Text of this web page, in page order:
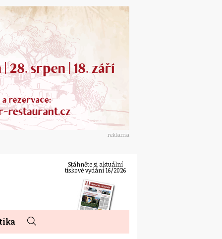
reklama
Stáhněte si aktuální
tiskové vydání 16/2026